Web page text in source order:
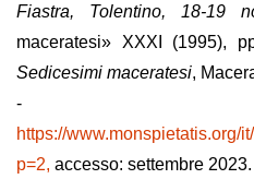
Fiastra, Tolentino, 18-19
maceratesi» XXXI (1995),
Sedicesimi maceratesi,
-
https://www.monspietatis.org/
p=2, accesso: settembre 2023.